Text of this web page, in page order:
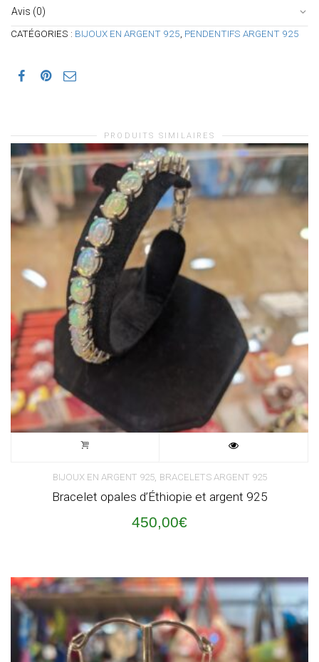
Avis (0)
CATÉGORIES : BIJOUX EN ARGENT 925 PENDENTIFS ARGENT 925
PRODUITS SIMILAIRES
BIJOUX EN ARGENT 925, BRACELETS ARGENT 925
Bracelet opales d’Éthiopie et argent 925
450,00€